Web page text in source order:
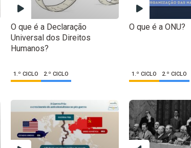
O que é a Declaração
Universal dos Direitos
Humanos?
1.º CICLO 2.º CICLO
O que é a ONU?
1.º CICLO 2.º CICLO